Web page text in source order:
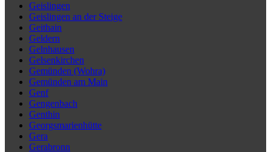
Geislingen
Geislingen an der Steige
Geithain
Geldern
Gelnhausen
Gelsenkirchen
Gemünden (Wohra)
Gemünden am Main
Genf
Gengenbach
Genthin
Georgsmarienhütte
Gera
Gerabronn